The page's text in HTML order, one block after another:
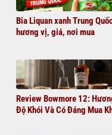
Bia Liquan xanh Trung
hương vị, giá, nơi mua
Review Bowmore 12:
Độ Khói Và Có Đáng Mua